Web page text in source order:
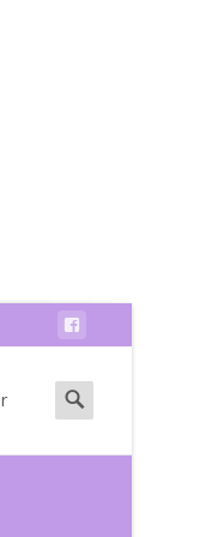
Search
for: